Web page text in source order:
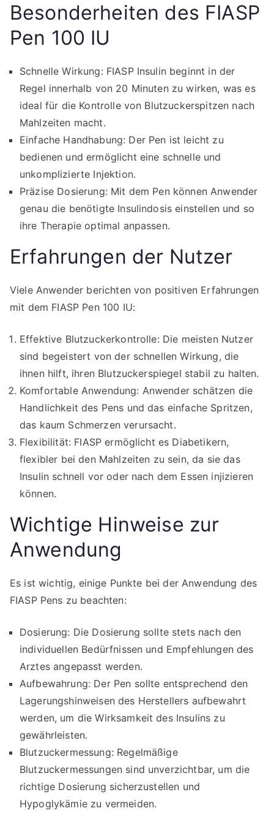
Besonderheiten des FIASP
Pen 100 IU
Schnelle Wirkung: FIASP Insulin beginnt in der
Regel innerhalb von 20 Minuten zu wirken, was es
ideal für die Kontrolle von Blutzuckerspitzen nach
Mahlzeiten macht.
Einfache Handhabung: Der Pen ist leicht zu
bedienen und ermöglicht eine schnelle und
unkomplizierte Injektion.
Präzise Dosierung: Mit dem Pen können Anwender
genau die benötigte Insulindosis einstellen und so
ihre Therapie optimal anpassen.
Erfahrungen der Nutzer
Viele Anwender berichten von positiven Erfahrungen
mit dem FIASP Pen 100 IU:
Effektive Blutzuckerkontrolle: Die meisten Nutzer
sind begeistert von der schnellen Wirkung, die
ihnen hilft, ihren Blutzuckerspiegel stabil zu halten.
Komfortable Anwendung: Anwender schätzen die
Handlichkeit des Pens und das einfache Spritzen,
das kaum Schmerzen verursacht.
Flexibilität: FIASP ermöglicht es Diabetikern,
flexibler bei den Mahlzeiten zu sein, da sie das
Insulin schnell vor oder nach dem Essen injizieren
können.
Wichtige Hinweise zur
Anwendung
Es ist wichtig, einige Punkte bei der Anwendung des
FIASP Pens zu beachten:
Dosierung: Die Dosierung sollte stets nach den
individuellen Bedürfnissen und Empfehlungen des
Arztes angepasst werden.
Aufbewahrung: Der Pen sollte entsprechend den
Lagerungshinweisen des Herstellers aufbewahrt
werden, um die Wirksamkeit des Insulins zu
gewährleisten.
Blutzuckermessung: Regelmäßige
Blutzuckermessungen sind unverzichtbar, um die
richtige Dosierung sicherzustellen und
Hypoglykämie zu vermeiden.